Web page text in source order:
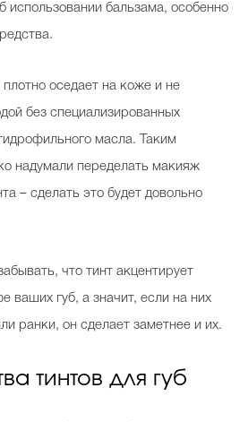
использовании бальзама, особенно
плотно оседает на коже и не
без специализированных
масла. Таким
надумали переделать макияж
– сделать это будет довольно
что тинт акцентирует
ваших губ, а значит, если на них
ранки, он сделает заметнее и их.
тинтов для губ